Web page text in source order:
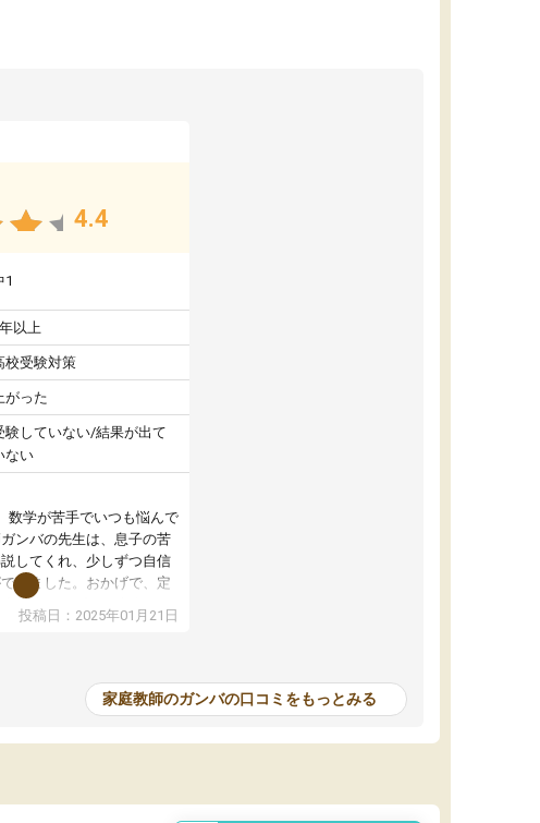
4.4
1
以上
校受験対策
がった
験していない/結果が出て
ない
数学が苦手でいつも悩んで
ンバの先生は、息子の苦
してくれ、少しずつ自信
きました。おかげで、定
以上アップし、本人もと
投稿日：2025年01月21日
家庭教師のガンバの口コミをもっとみる